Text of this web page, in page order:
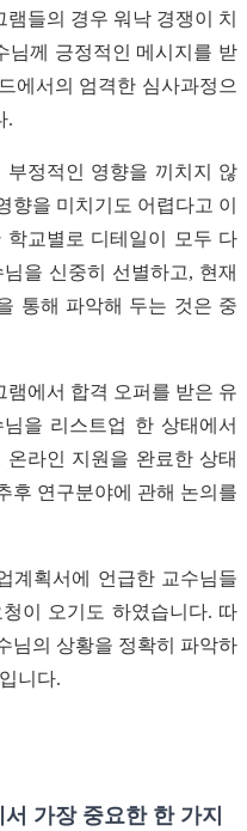
들의 경우 워낙 경쟁이 치
님께 긍정적인 메시지를 받
에서의 엄격한 심사과정으
.
정적인 영향을 끼치지 않
향을 미치기도 어렵다고 이
교별로 디테일이 모두 다
을 신중히 선별하고, 현재
통해 파악해 두는 것은 중
램에서 합격 오퍼를 받은 유
을 리스트업 한 상태에서
라인 지원을 완료한 상태
후 연구분야에 관해 논의를
계획서에 언급한 교수님들
이 오기도 하였습니다. 따
님의 상황을 정확히 파악하
니다.
가장 중요한 한 가지